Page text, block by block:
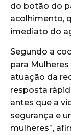
do botão do
acolhimento,
imediato do
Segundo a
para
atuação da
resposta
antes que a
segurança e
mulheres”,